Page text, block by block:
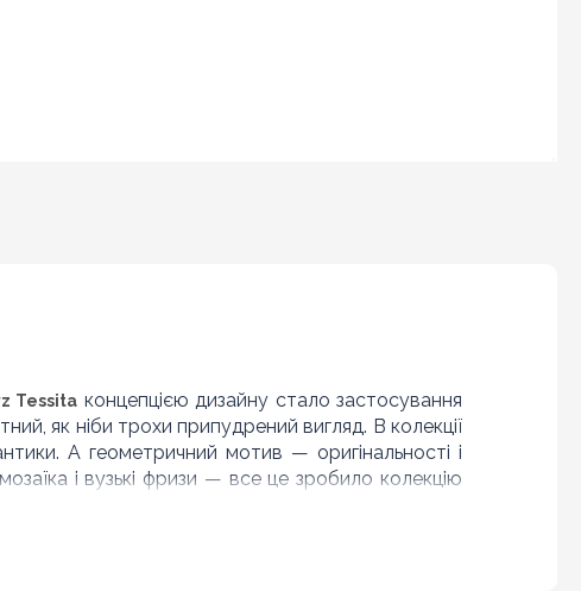
Tessita концепцією дизайну стало застосування
як ніби трохи припудрений вигляд. В колекції
А геометричний мотив — оригінальності і
і вузькі фризи — все це зробило колекцію